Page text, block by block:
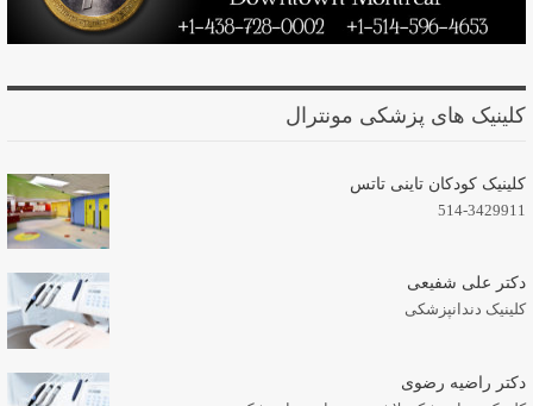
کلینیک های پزشکی مونترال
کلینیک کودکان تاینی تاتس
514-3429911
دکتر علی شفیعی
کلینیک دندانپزشکی
دکتر راضیه رضوی